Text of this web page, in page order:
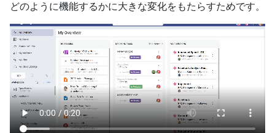
どのように機能するかに大きな変化をもたらすためです。